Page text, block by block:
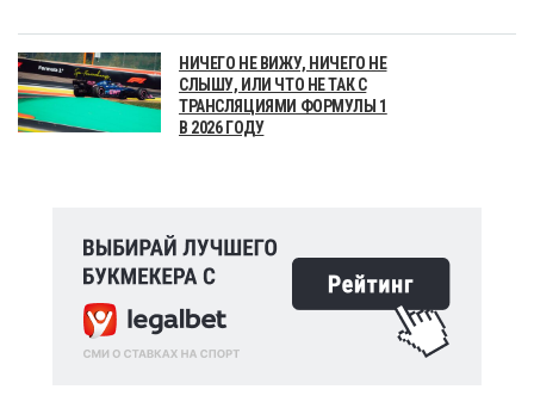
НИЧЕГО НЕ ВИЖУ, НИЧЕГО НЕ
СЛЫШУ, ИЛИ ЧТО НЕ ТАК С
ТРАНСЛЯЦИЯМИ ФОРМУЛЫ 1
В 2026 ГОДУ